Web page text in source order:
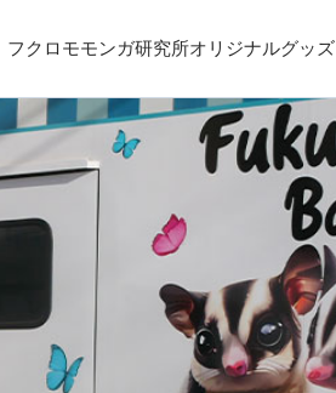
フクロモモンガ研究所オリジナルグッズ